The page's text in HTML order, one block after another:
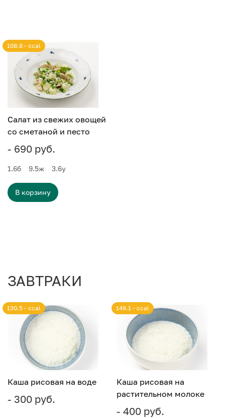
Салат из свежих овощей
со сметаной и песто
- 690 руб.
108.8 - ccal
1.6б 9.5ж 3.6у
В корзину
ЗАВТРАКИ
Каша рисовая на воде
- 300 руб.
130.5 - ccal
Каша рисовая на
растительном молоке
- 400 руб.
149.1 - ccal